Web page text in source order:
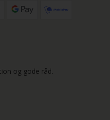
og gode råd.